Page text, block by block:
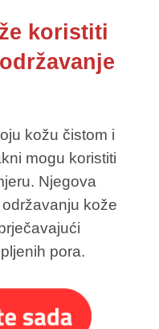
koristiti
kožu čistom i
mogu koristiti
Njegova
kože
pora.